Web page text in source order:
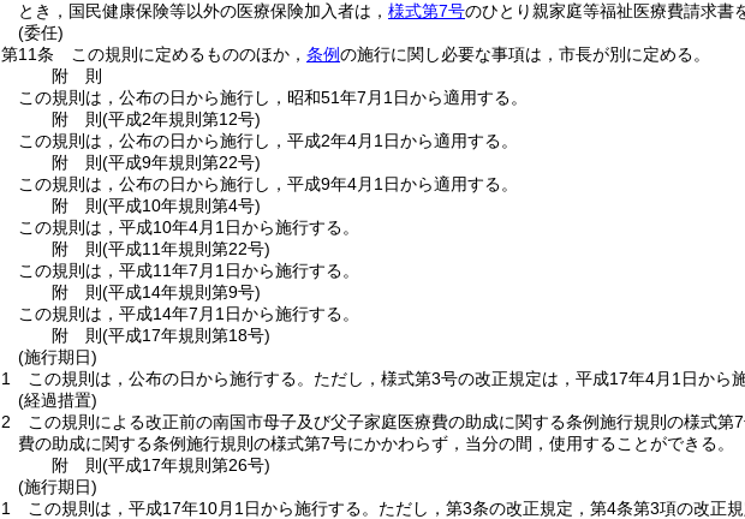
とき，国民健康保険等以外の医療保険加入者は， 様式第7号のひとり親家庭等福祉医療費請求書
(委任)
第11条
この規則に定めるもののほか， 条例の施行に関し必要な事項は，市長が別に定める。
附 則
この規則は，公布の日から施行し，昭和51年7月1日から適用する。
附 則(平成2年規則第12号)
この規則は，公布の日から施行し，平成2年4月1日から適用する。
附 則(平成9年規則第22号)
この規則は，公布の日から施行し，平成9年4月1日から適用する。
附 則(平成10年規則第4号)
この規則は，平成10年4月1日から施行する。
附 則(平成11年規則第22号)
この規則は，平成11年7月1日から施行する。
附 則(平成14年規則第9号)
この規則は，平成14年7月1日から施行する。
附 則(平成17年規則第18号)
(施行期日)
1
この規則は，公布の日から施行する。 ただし，様式第3号の改正規定は，平成17年4月1日から施
(経過措置)
2
この規則による改正前の南国市母子及び父子家庭医療費の助成に関する条例施行規則の様式
費の助成に関する条例施行規則の様式第7号にかかわらず，当分の間，使用することができる。
附 則(平成17年規則第26号)
(施行期日)
1
この規則は，平成17年10月1日から施行する。 ただし，第3条の改正規定，第4条第3項の改正